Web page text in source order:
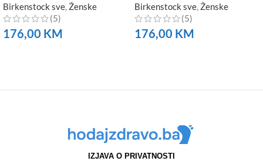
Birkenstock sve Ženske
(5)
176,00 KM
Birkenstock sve Ženske
(5)
176,00 KM
IZJAVA O PRIVATNOSTI